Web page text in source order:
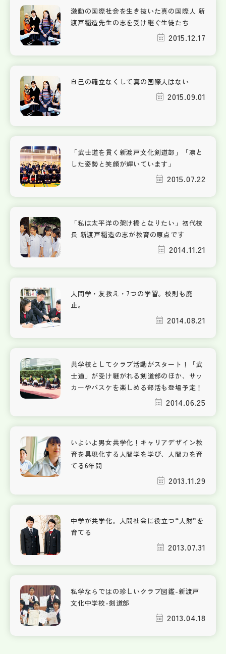
激動の国際社会を生き抜いた真の国際人 新
渡戸稲造先生の志を受け継ぐ生徒たち
2015.12.17
自己の確立なくして真の国際人はない
2015.09.01
「武士道を貫く新渡戸文化剣道部」「凛と
した姿勢と笑顔が輝いています」
2015.07.22
「私は太平洋の架け橋となりたい」初代校
長 新渡戸稲造の志が教育の原点です
2014.11.21
人間学・友教え・7つの学習。校則も廃
止。
2014.08.21
共学校としてクラブ活動がスタート！「武
士道」が受け継がれる剣道部のほか、サッ
カーやバスケを楽しめる部活も登場予定！
2014.06.25
いよいよ男女共学化！キャリアデザイン教
育を具現化する人間学を学び、人間力を育
てる6年間
2013.11.29
中学が共学化。人間社会に役立つ“人財”を
育てる
2013.07.31
私学ならではの珍しいクラブ図鑑-新渡戸
文化中学校-剣道部
2013.04.18